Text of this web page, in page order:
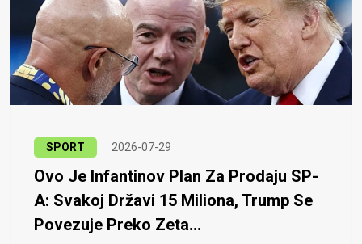
SPORT 2026-07-29
Ovo Je Infantinov Plan Za Prodaju SP-
A: Svakoj Državi 15 Miliona, Trump Se
Povezuje Preko Zeta...